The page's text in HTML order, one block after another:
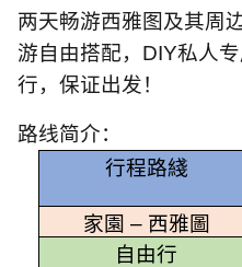
两天畅游西雅图及其周
游自由搭配， DIY私人专
行，保证出发！
路线简介：
行程路綫
家園 – 西雅圖
自由行